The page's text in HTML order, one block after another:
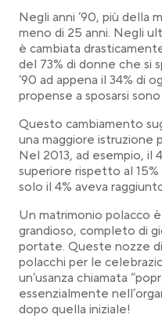
Negli anni ’90, più della
meno di 25 anni. Negli
è cambiata
del 73% di donne che si
’90 ad appena il 34% di
propense a sposarsi
Questo cambiamento
una maggiore istruzione
Nel 2013, ad esempio, il
superiore rispetto al 15%
solo il 4% aveva
Un matrimonio polacco
grandioso, completo di
portate. Queste nozze
polacchi per le
un’usanza chiamata
essenzialmente
dopo quella iniziale!